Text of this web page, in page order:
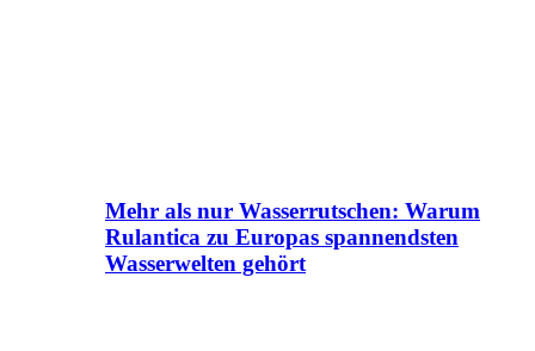
Mehr als nur Wasserrutschen: Warum
Rulantica zu Europas spannendsten
Wasserwelten gehört